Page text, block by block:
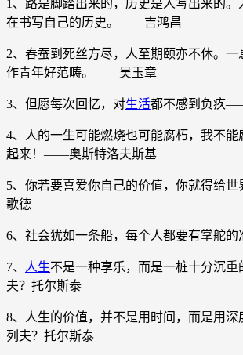
1、路是脚踏出来的，历史是人写出来的
在书写自己的历史。――吉鸿昌
2、春蚕到死丝方尽，人至期颐亦不休。一
作青年好范畴。――吴玉章
3、但愿每次回忆，对生活都不感到负疚
4、人的一生可能燃烧也可能腐朽，我不能
起来！――奥斯特洛夫斯基
5、你若要喜爱你自己的价值，你就得给
歌德
6、社会犹如一条船，每个人都要有掌舵
7、 人生不是一种享乐，而是一桩十分沉
夫？托尔斯泰
8、人生的价值，并不是用时间，而是用
列夫？托尔斯泰